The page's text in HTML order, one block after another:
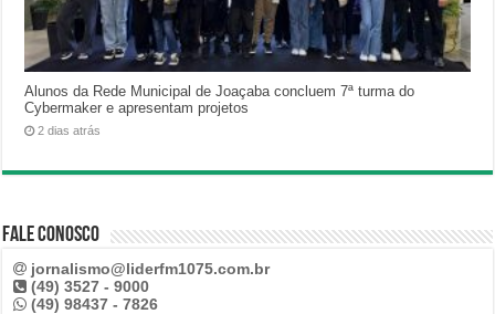
Alunos da Rede Municipal de Joaçaba concluem 7ª turma do
Cybermaker e apresentam projetos
2 dias atrás
Fale Conosco
jornalismo@liderfm1075.com.br
(49) 3527 - 9000
(49) 98437 - 7826